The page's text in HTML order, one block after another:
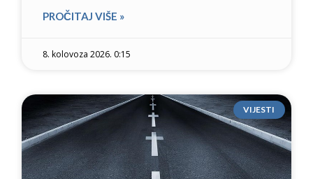
PROČITAJ VIŠE »
8. kolovoza 2026. 0:15
VIJESTI